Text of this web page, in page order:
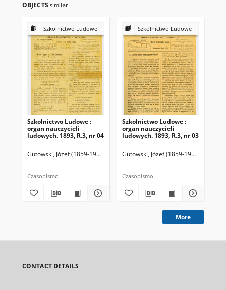
OBJECTS similar
Szkolnictwo Ludowe
Szkolnictwo Ludowe :
organ nauczycieli
ludowych. 1893, R.3, nr 04
Gutowski, Józef (1859-1916). Redaktor
Czasopismo
Szkolnictwo Ludowe
Szkolnictwo Ludowe :
organ nauczycieli
ludowych. 1893, R.3, nr 03
Gutowski, Józef (1859-1916).
Czasopismo
More
CONTACT DETAILS